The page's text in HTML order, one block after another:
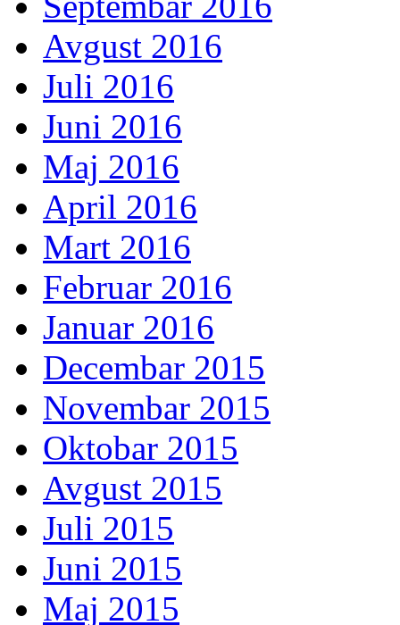
Avgust 2016
Juli 2016
Juni 2016
Maj 2016
April 2016
Mart 2016
Februar 2016
Januar 2016
Decembar 2015
Novembar 2015
Oktobar 2015
Avgust 2015
Juli 2015
Juni 2015
Maj 2015